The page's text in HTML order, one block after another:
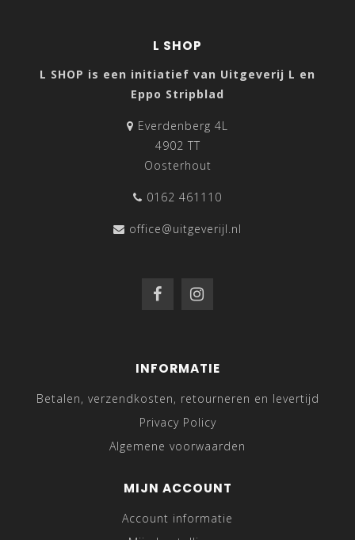
L SHOP
L SHOP is een initiatief van Uitgeverij L en
Eppo Stripblad
Everdenberg 4L
4902 TT
Oosterhout
0162 461110
office@uitgeverijl.nl
INFORMATIE
Betalen, verzendkosten, retourneren en levertijd
Privacy Policy
Algemene voorwaarden
MIJN ACCOUNT
Account informatie